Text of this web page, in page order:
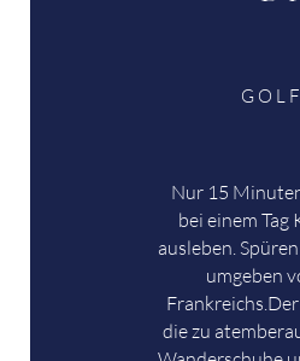
Nur 15
bei einem
ausleben.
umgeben
Frankreichs.
die zu